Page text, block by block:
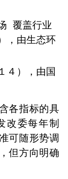
覆盖行业
，由生态环
４），由国
各指标的具
改委每年制
可随形势调
但方向明确